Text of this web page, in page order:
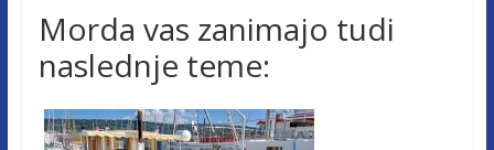
Morda vas zanimajo tudi
naslednje teme: